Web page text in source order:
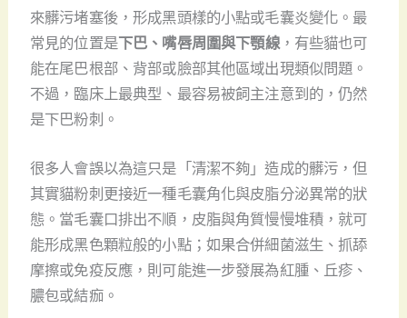
來髒污堵塞後，形成黑頭樣的小點或毛囊炎變化。最
常見的位置是下巴、嘴唇周圍與下顎線，有些貓也可
能在尾巴根部、背部或臉部其他區域出現類似問題。
不過，臨床上最典型、最容易被飼主注意到的，仍然
是下巴粉刺。
很多人會誤以為這只是「清潔不夠」造成的髒污，但
其實貓粉刺更接近一種毛囊角化與皮脂分泌異常的狀
態。當毛囊口排出不順，皮脂與角質慢慢堆積，就可
能形成黑色顆粒般的小點；如果合併細菌滋生、抓舔
摩擦或免疫反應，則可能進一步發展為紅腫、丘疹、
膿包或結痂。